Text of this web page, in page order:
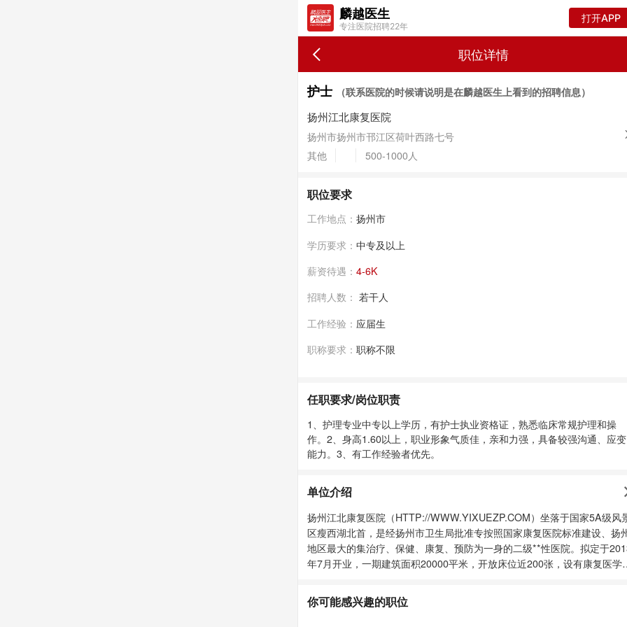
麟越医生
专注医院招聘22年
打开APP
职位详情
护士 （联系医院的时候请说明是在麟越医生上看到的招聘信息）
扬州江北康复医院
扬州市扬州市邗江区荷叶西路七号
其他
500-1000人
职位要求
工作地点： 扬州市
学历要求： 中专及以上
薪资待遇： 4-6K
招聘人数： 若干人
工作经验： 应届生
职称要求： 职称不限
任职要求/岗位职责
1、护理专业中专以上学历，有护士执业资格证，熟悉临床常规护理和操
作。2、身高1.60以上，职业形象气质佳，亲和力强，具备较强沟通、应变
能力。3、有工作经验者优先。
单位介绍
扬州江北康复医院（HTTP://WWW.YIXUEZP.COM）坐落于国家5A级风
区瘦西湖北首，是经扬州市卫生局批准专按照国家康复医院标准建设、扬
地区最大的集治疗、保健、康复、预防为一身的二级**性医院。拟定于
年7月开业，一期建筑面积20000平米，开放床位近200张，设有康复医学
射科、超声科、检验科等临床、医技科室。医院科室及医疗设备齐全。医院
以康复医学科、骨科、神经内科、老年病科等为学科发展重点，计划开展脑
你可能感兴趣的职位